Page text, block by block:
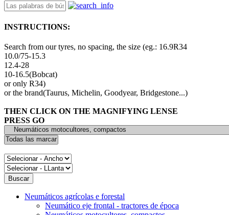
INSTRUCTIONS:
Search from our tyres, no spacing, the size (eg.: 16.9R34
10.0/75-15.3
12.4-28
10-16.5(Bobcat)
or only R34)
or the brand(Taurus, Michelin, Goodyear, Bridgestone...)
THEN CLICK ON THE MAGNIFYING LENSE
PRESS GO
Neumáticos agrícolas e forestal
Neumático eje frontal - tractores de época